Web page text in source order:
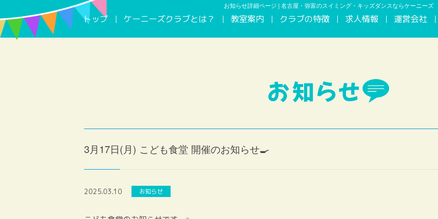
お知らせ詳細ページ | 名古屋・弥富のスイミング・キッズダンスならケーニーズ
トップ ケーニーズクラブとは？ 教室案内 クラブの特徴 求人情報 運営会社
お知らせ
3月17日(月) こども食堂 開催のお知らせ🍳
2025.03.10 お知らせ